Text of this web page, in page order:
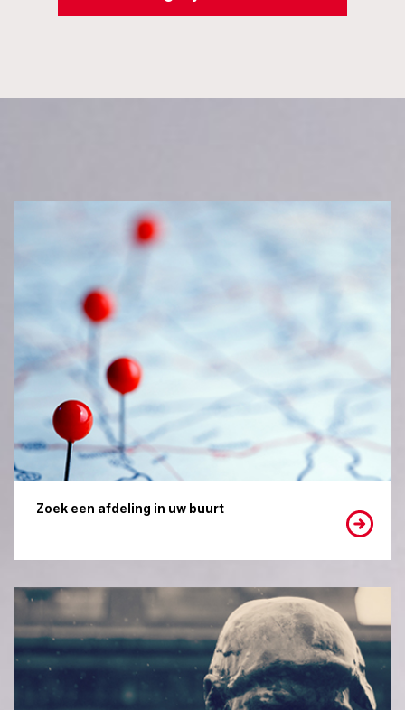
Zoek een afdeling in uw buurt